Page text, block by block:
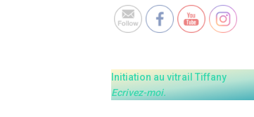
Initiation au vitrail Tiffany
Ecrivez-moi.